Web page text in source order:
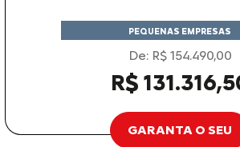
PEQUENAS EMPRESAS
De: R$ 154.490,00
R$
GARANTA O SEU